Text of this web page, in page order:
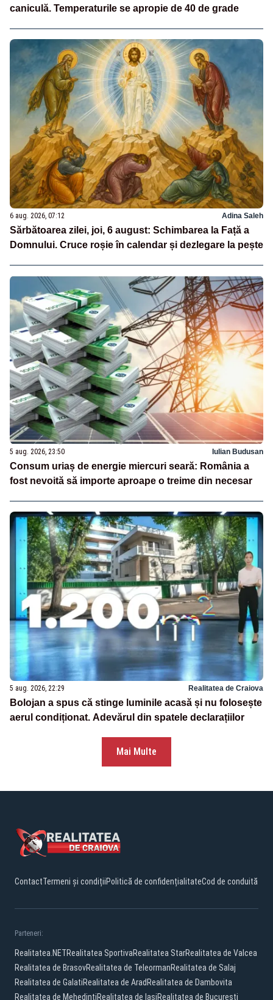
caniculă. Temperaturile se apropie de 40 de grade
6 aug. 2026, 07:12 Adina Saleh
Sărbătoarea zilei, joi, 6 august: Schimbarea la Față a
Domnului. Cruce roșie în calendar și dezlegare la pește
5 aug. 2026, 23:50 Iulian Budusan
Consum uriaș de energie miercuri seară: România a
fost nevoită să importe aproape o treime din necesar
5 aug. 2026, 22:29 Realitatea de Craiova
Bolojan a spus că stinge luminile acasă și nu folosește
aerul condiționat. Adevărul din spatele declarațiilor
Mai Multe
ContactTermeni și condițiiPolitică de confidențialitateCod de conduită
Parteneri:
Realitatea.NETRealitatea SportivaRealitatea StarRealitatea de Valcea
Realitatea de BrasovRealitatea de TeleormanRealitatea de Salaj
Realitatea de GalatiRealitatea de Arad Realitatea de Dambovita
Realitatea de MehedintiRealitatea de IasiRealitatea de Bucuresti